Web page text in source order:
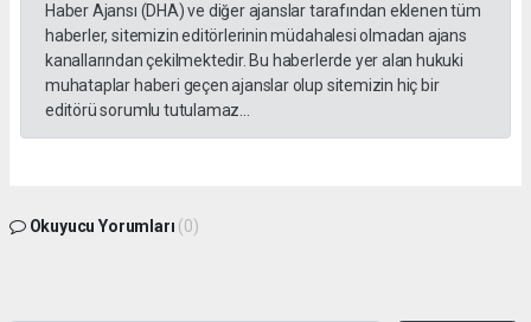
Haber Ajansı (DHA) ve diğer ajanslar tarafından eklenen tüm
haberler, sitemizin editörlerinin müdahalesi olmadan ajans
kanallarından çekilmektedir. Bu haberlerde yer alan hukuki
muhataplar haberi geçen ajanslar olup sitemizin hiç bir
editörü sorumlu tutulamaz...
Okuyucu Yorumları (0)